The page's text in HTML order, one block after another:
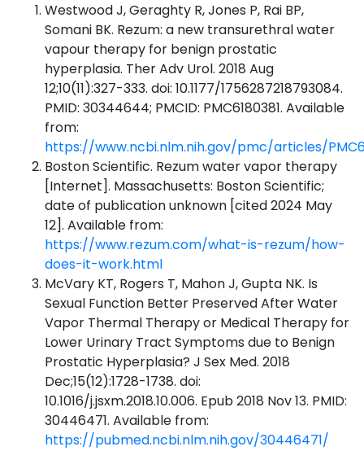
Westwood J, Geraghty R, Jones P, Rai BP,
Somani BK. Rezum: a new transurethral water
vapour therapy for benign prostatic
hyperplasia. Ther Adv Urol. 2018 Aug
12;10(11):327-333. doi: 10.1177/1756287218793084.
PMID: 30344644; PMCID: PMC6180381. Available
from:
https://www.ncbi.nlm.nih.gov/pmc/articles/
Boston Scientific. Rezum water vapor therapy
[Internet]. Massachusetts: Boston Scientific;
date of publication unknown [cited 2024 May
12]. Available from:
https://www.rezum.com/what-is-rezum/how-
does-it-work.html
McVary KT, Rogers T, Mahon J, Gupta NK. Is
Sexual Function Better Preserved After Water
Vapor Thermal Therapy or Medical Therapy for
Lower Urinary Tract Symptoms due to Benign
Prostatic Hyperplasia? J Sex Med. 2018
Dec;15(12):1728-1738. doi:
10.1016/j.jsxm.2018.10.006. Epub 2018 Nov 13. PMID:
30446471. Available from:
https://pubmed.ncbi.nlm.nih.gov/30446471/